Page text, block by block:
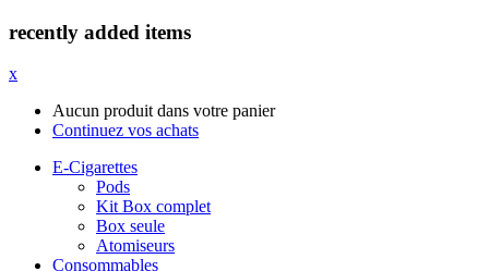
recently added items
x
Aucun produit dans votre panier
Continuez vos achats
E-Cigarettes
Pods
Kit Box complet
Box seule
Atomiseurs
Consommables